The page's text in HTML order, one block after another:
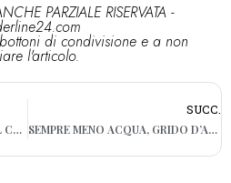
PARZIALE RISERVATA -
di condivisione e a non
l'articolo.
ROMA, PRIMITIVO DI GIOIA DEL COLLE IL “SENATORE”DI COPPI PREMIATO COME TERZO VINO ROSSO D’ITALIA
SUCC.
SEMPRE MENO ACQUA, GRIDO D’ALLARME DEGLI AGRICOLTORI DELLA CAPITANATA: “RACCOLTI A RISCHIO”